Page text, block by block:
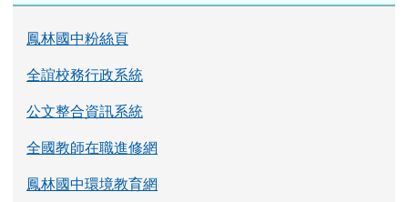
鳳林國中粉絲頁
全誼校務行政系統
公文整合資訊系統
全國教師在職進修網
鳳林國中環境教育網